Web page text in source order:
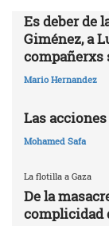
Es deber de
Giménez, a
compañerxs
Mario Hernandez
Las
Mohamed Safa
La flotilla a Gaza
De la
complicidad